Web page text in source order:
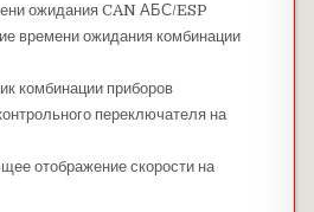
ожидания CAN АБС/ESP
времени ожидания комбинации
комбинации приборов
переключателя на
отображение скорости на